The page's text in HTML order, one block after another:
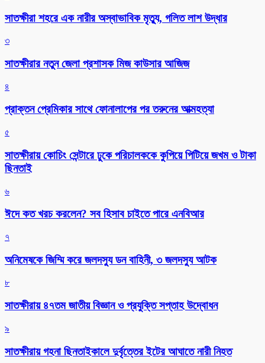
সাতক্ষীরা শহরে এক নারীর অস্বাভাবিক মৃত্যু, গলিত লাশ উদ্ধার
৩
সাতক্ষীরার নতুন জেলা প্রশাসক মিজ কাউসার আজিজ
৪
প্রাক্তন প্রেমিকার সাথে ফোনালাপের পর তরুনের আত্মহত্যা
৫
সাতক্ষীরায় কোচিং সেন্টারে ঢুকে পরিচালককে কুপিয়ে পিটিয়ে জখম ও টাকা
ছিনতাই
৬
ঈদে কত খরচ করলেন? সব হিসাব চাইতে পারে এনবিআর
৭
অনিমেষকে জিম্মি করে জলদস্যু ডন বাহিনী, ৩ জলদস্যু আটক
৮
সাতক্ষীরায় ৪৭তম জাতীয় বিজ্ঞান ও প্রযুক্তি সপ্তাহ উদ্বোধন
৯
সাতক্ষীরায় গহনা ছিনতাইকালে দুর্বৃত্তের ইটের আঘাতে নারী নিহত